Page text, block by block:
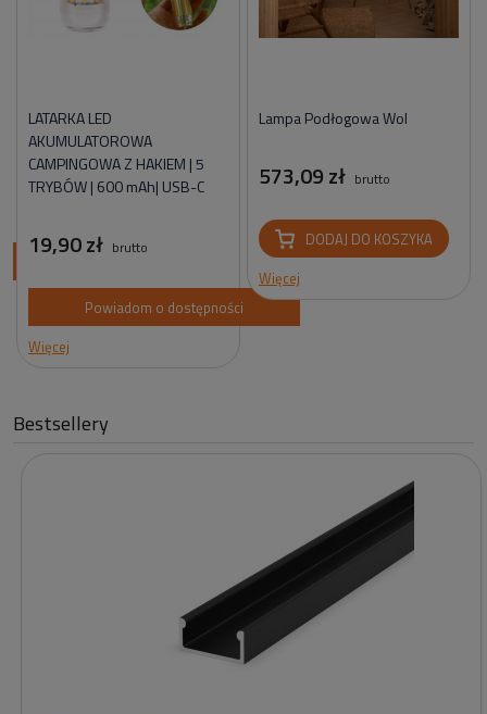
LATARKA LED
AKUMULATOROWA
CAMPINGOWA Z HAKIEM | 5
TRYBÓW | 600 mAh| USB-C
19,90 zł brutto
Powiadom o dostępności
Więcej
Lampa Podłogowa Wol
573,09 zł brutto
DODAJ DO KOSZYKA
Więcej
Bestsellery